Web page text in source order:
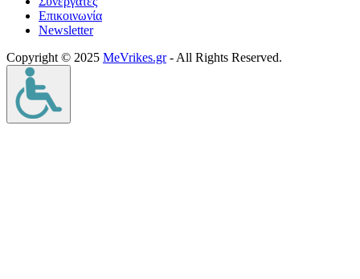
Επικοινωνία
Νewsletter
Copyright © 2025 MeVrikes.gr- All Rights Reserved.